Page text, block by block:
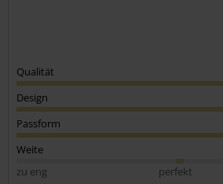
Qualität
Design
Passform
Weite
zu eng
perfekt